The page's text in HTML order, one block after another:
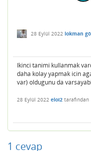
28 Eylül 2022 lokman
Ikinci tanimi kullanmak
daha kolay yapmak icin
var) oldugunu da
28 Eylül 2022 eloi2 tarafından
1 cevap